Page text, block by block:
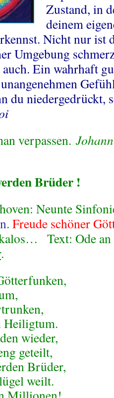
Zustand, in
deinem
Nicht nur ist
Umgebung
Ein wahrhaft
du niedergedrückt,
verpassen.
Brüder !
Neunte
Freude schöner
Text: Ode
.
Heiligtum.
wieder,
geteilt,
Brüder,
weilt.